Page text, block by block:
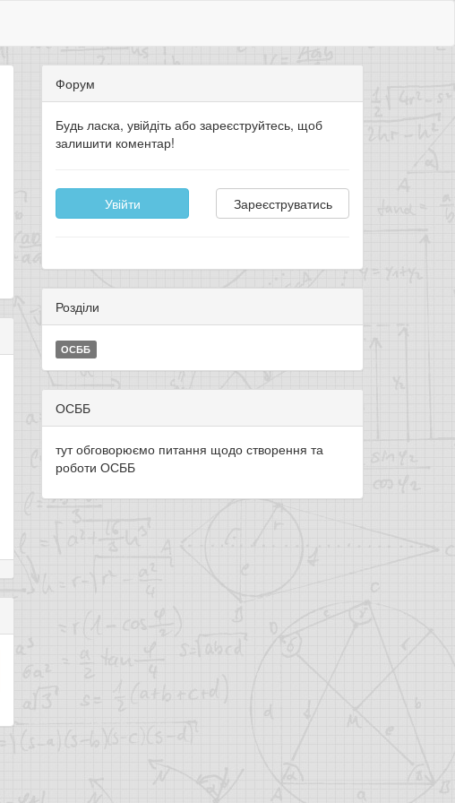
Форум
Будь ласка, увійдіть або зареєструйтесь, щоб
залишити коментар!
Увійти Зареєструватись
Розділи
ОСББ
ОСББ
тут обговорюємо питання щодо створення та
роботи ОСББ